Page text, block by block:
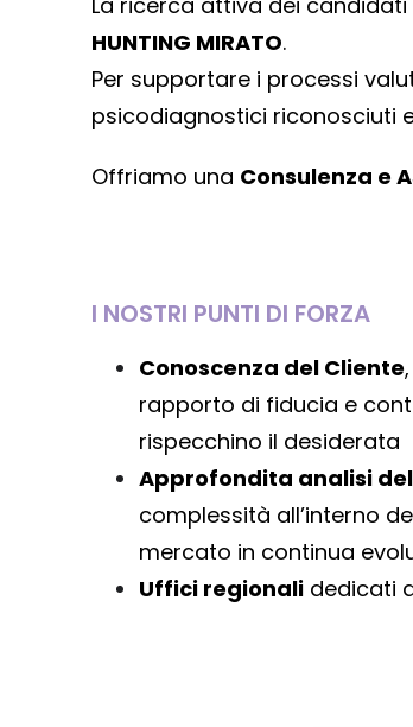
HUNTING MIRATO.
Per supportare i processi
psicodiagnostici riconosciuti
Offriamo una Consulenza e
I NOSTRI PUNTI DI FORZA
Conoscenza del Cliente
rapporto di fiducia e
rispecchino il desiderata
Approfondita analisi
complessità all’interno
mercato in continua
Uffici regionali dedicati